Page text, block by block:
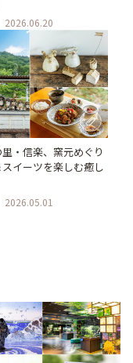
2026.06.20
・信楽、窯元めぐり
イーツを楽しむ癒し
2026.05.01